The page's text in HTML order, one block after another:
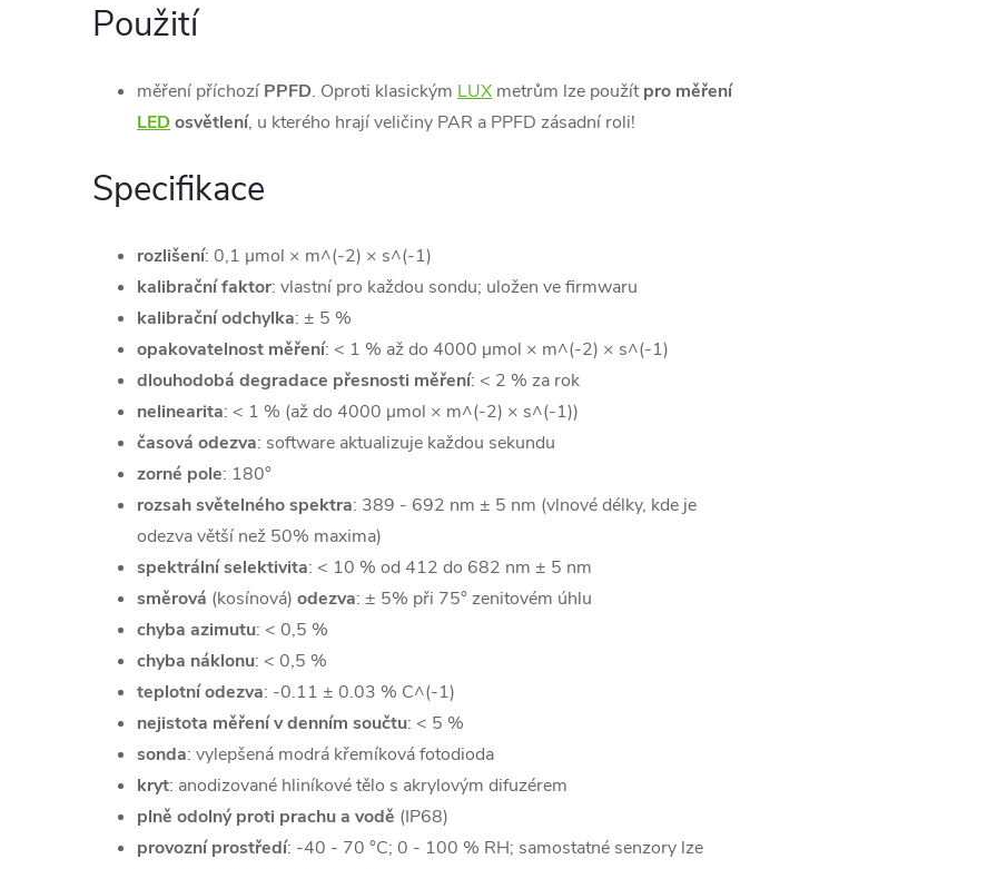
Použití
měření příchozí PPFD. Oproti klasickým LUX metrům lze použítpro měření
LEDosvětlení, u kterého hrají veličiny PAR a PPFD zásadní roli!
Specifikace
rozlišení: 0,1 µmol × m^(-2) × s^(-1)
kalibrační faktor: vlastní pro každou sondu; uložen ve firmwaru
kalibrační odchylka: ± 5 %
opakovatelnost měření: < 1 % až do 4000 µmol × m^(-2) × s^(-1)
dlouhodobá degradace přesnosti měření: < 2 % za rok
nelinearita: < 1 % (až do 4000 µmol × m^(-2) × s^(-1))
časová odezva: software aktualizuje každou sekundu
zorné pole: 180°
rozsah světelného spektra: 389 - 692 nm ± 5 nm (vlnové délky, kde je
odezva větší než 50% maxima)
spektrální selektivita: < 10 % od 412 do 682 nm ± 5 nm
směrová (kosínová) odezva: ± 5% při 75° zenitovém úhlu
chyba azimutu: < 0,5 %
chyba náklonu: < 0,5 %
teplotní odezva: -0.11 ± 0.03 % C^(-1)
nejistota měření v denním součtu: < 5 %
sonda: vylepšená modrá křemíková fotodioda
kryt: anodizované hliníkové tělo s akrylovým difuzérem
plně odolný proti prachu a vodě (IP68)
provozní prostředí: -40 - 70 °C; 0 - 100 % RH; samostatné senzory lze